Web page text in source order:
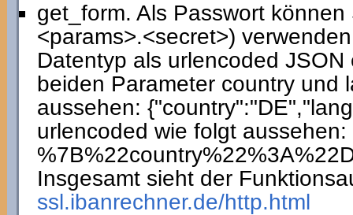
get_form. Als Passwort
<params>.<secret>)
Datentyp als urlencoded
beiden Parameter country und
aussehen:
urlencoded wie folgt aussehen:
Insgesamt sieht der
ssl.ibanrechner.de/http.html